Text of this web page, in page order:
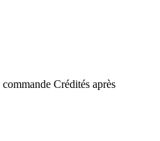
Crédités après